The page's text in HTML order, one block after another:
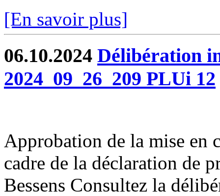
[En savoir plus]
06.10.2024 Délibération
2024_09_26_209 PLUi 12
Approbation de la mise en
cadre de la déclaration de
Bessens Consultez la